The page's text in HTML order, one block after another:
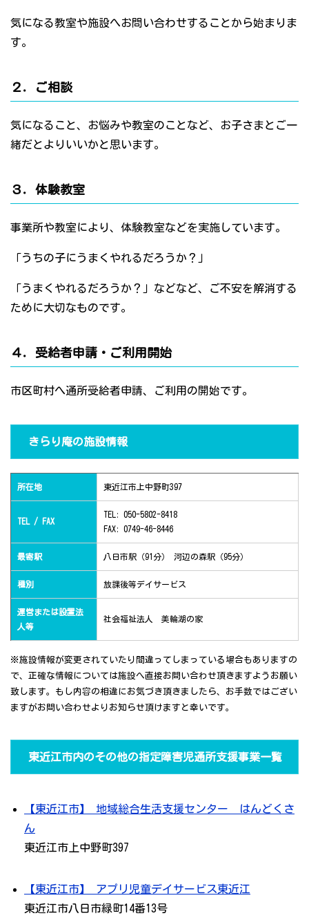
気になる教室や施設へお問い合わせすることから始まりま
す。
２．ご相談
気になること、お悩みや教室のことなど、お子さまとご一
緒だとよりいいかと思います。
３．体験教室
事業所や教室により、体験教室などを実施しています。
「うちの子にうまくやれるだろうか？」
「うまくやれるだろうか？」などなど、ご不安を解消する
ために大切なものです。
４．受給者申請・ご利用開始
市区町村へ通所受給者申請、ご利用の開始です。
きらり庵の施設情報
所在地 東近江市上中野町397
TEL / FAX
TEL: 050-5802-8418
FAX: 0749-46-8446
最寄駅 八日市駅（91分） 河辺の森駅（95分）
種別 放課後等デイサービス
運営または設置法
人等
社会福祉法人 美輪湖の家
※施設情報が変更されていたり間違ってしまっている場合もありますの
で、正確な情報については施設へ直接お問い合わせ頂きますようお願い
致します。もし内容の相違にお気づき頂きましたら、お手数ではござい
ますがお問い合わせよりお知らせ頂けますと幸いです。
東近江市内のその他の指定障害児通所支援事業一覧
【東近江市】 地域総合生活支援センター はんどくさ
ん
東近江市上中野町397
【東近江市】 アプリ児童デイサービス東近江
東近江市八日市緑町14番13号